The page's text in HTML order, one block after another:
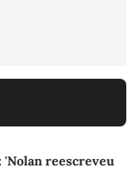
'Nolan reescreveu